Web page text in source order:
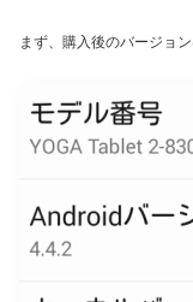
まず、購入後のバージョ